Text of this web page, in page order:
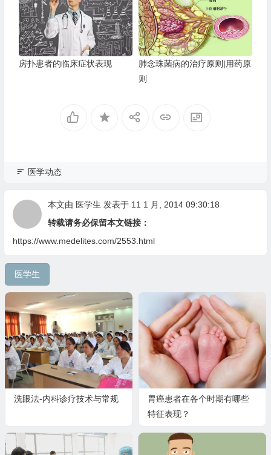
房扑患者的临床症状表现
肺念珠菌病的治疗原则|用药原
则
医学动态
本文由 医学生 发表于 11 1 月, 2014 09:30:18
转载请务必保留本文链接：
https://www.medelites.com/2553.html
医学生
洗眼法-内科诊疗技术与常规
胃癌患者在各个时期有哪些
特征表现？